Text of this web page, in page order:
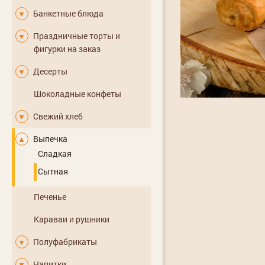
▼ Банкетные блюда
▼
Праздничные торты и
фигурки на заказ
▼
Десерты
Шоколадные конфеты
▼ Свежий хлеб
▲
Выпечка
Сладкая
Сытная
Печенье
Караваи и рушники
▼ Полуфабрикаты